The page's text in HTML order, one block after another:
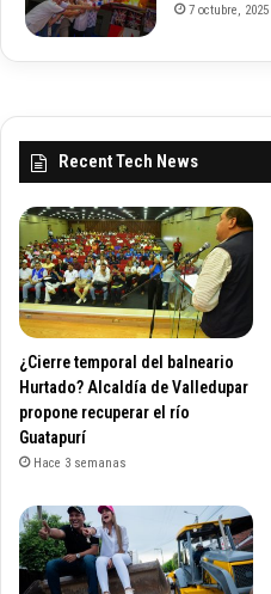
7 octubre, 2025
Recent Tech News
¿Cierre temporal del balneario
Hurtado? Alcaldía de Valledupar
propone recuperar el río
Guatapurí
Hace 3 semanas